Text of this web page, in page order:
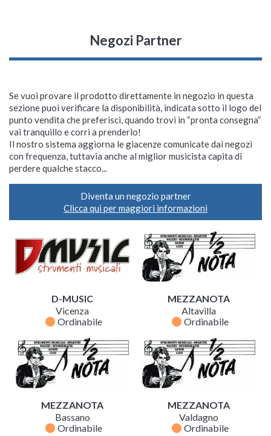
Negozi Partner
Se vuoi provare il prodotto direttamente in negozio in questa
sezione puoi verificare la disponibilità, indicata sotto il logo del
punto vendita che preferisci, quando trovi in “pronta consegna”
vai tranquillo e corri a prenderlo!
Il nostro sistema aggiorna le giacenze comunicate dai negozi
con frequenza, tuttavia anche al miglior musicista capita di
perdere qualche stacco...
Diventa un negozio partner
Clicca qui per maggiori informazioni
D-MUSIC
Vicenza
fiber_manual_record Ordinabile
MEZZANOTA
Altavilla
fiber_manual_record Ordinabile
MEZZANOTA
Bassano
fiber_manual_record Ordinabile
MEZZANOTA
Valdagno
fiber_manual_record Ordinabile